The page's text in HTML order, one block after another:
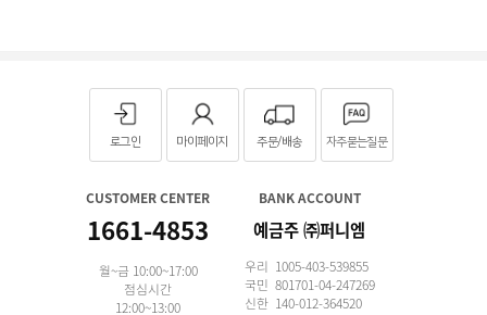
로그인 마이페이지 주문/배송 자주묻는질문
CUSTOMER CENTER
1661-4853
월~금 10:00~17:00
점심시간
12:00~13:00
BANK ACCOUNT
예금주 ㈜퍼니엠
우리 1005-403-539855
국민 801701-04-247269
신한 140-012-364520